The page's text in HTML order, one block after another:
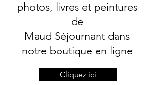
photos, livres et peintures
de
Maud Séjournant dans
notre boutique en ligne
Cliquez ici